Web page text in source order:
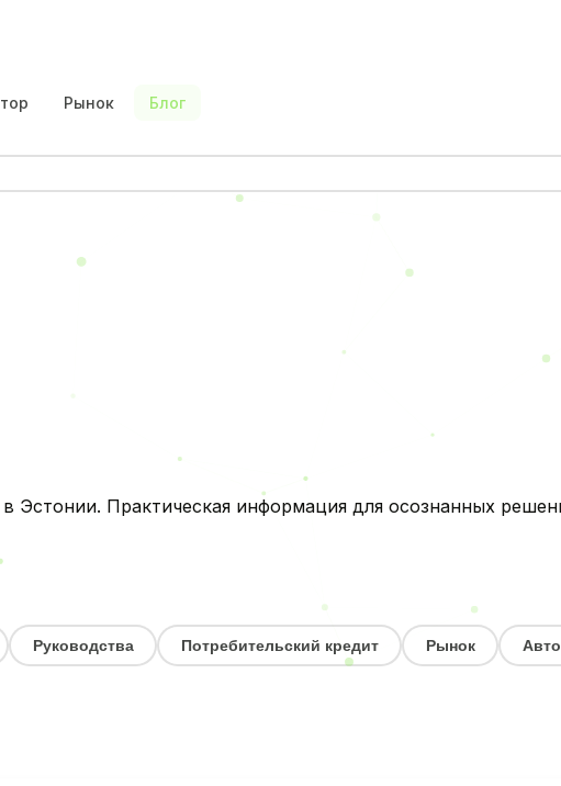
Рынок Блог
Эстонии. Практическая информация для осознанных
Руководства Потребительский кредит Рынок